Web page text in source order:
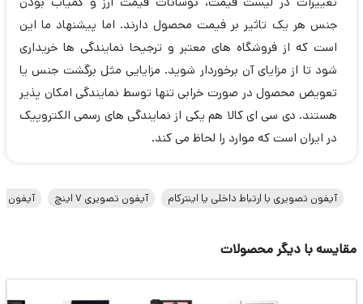
جنس هر یک تاثیر بر فیمت محصول دارند. اما پیشنهاد ما این
است که از فروشگاه های معتبر و ترجیحا نمایندگی ها خریداری
شود تا از مزایای آن برخوردار شوید. مزایایی مثل برگشت جنس یا
تعویض محصول در صورت خرابی تنها توسط نمایندگی امکان پذیر
هستند. دی سی ای کالا هم یکی از نمایندگی های رسمی الکتروپیک
در ایران است که موارد را لحاظ می کند.
آیفون تصویری با ارتباط داخلی یا اینترکام آیفون تصویری 7 اینچ آیفون
مقایسه با دیگر محصولات